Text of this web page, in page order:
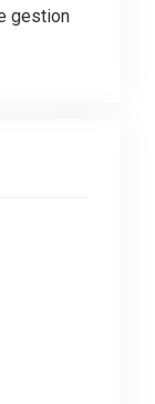
gestion